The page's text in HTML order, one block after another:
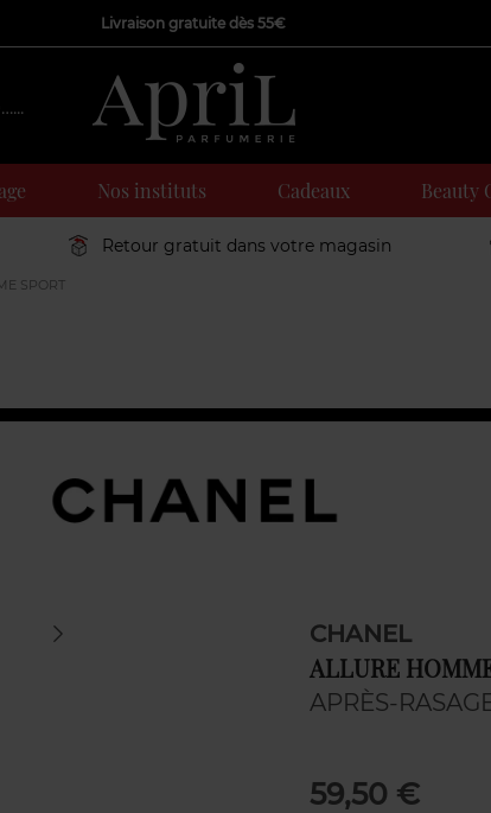
Livraison gratuite dès 55€
Nos instituts Cadeaux Beauty
Retour gratuit dans votre magasin
SPORT
CHANEL
ALLURE
APRÈS-
59,50 €